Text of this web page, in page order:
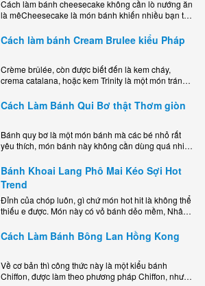
Cách làm bánh cheesecake không cần lò nướng ăn
là mêCheesecake là món bánh khiến nhiều bạn trẻ
kem..
Cách làm bánh Cream Brulee kiểu Pháp
Crème brûlée, còn được biết đến là kem cháy,
crema catalana, hoặc kem Trinity là một món tráng
lớp..
Cách Làm Bánh Qui Bơ thật Thơm giòn
Bánh quy bơ là một món bánh mà các bé nhỏ rất
yêu thích, món bánh này không cần dùng quá nhiều
Bánh Khoai Lang Phô Mai Kéo Sợi Hot
Trend
Đỉnh của chóp luôn, gì chứ món hot hit là không thể
thiếu e được. Món này có vỏ bánh dẻo mềm, Nhân
Cách Làm Bánh Bông Lan Hồng Kong
Về cơ bản thì công thức này là một kiểu bánh
Chiffon, được làm theo phương pháp Chiffon, nhưng